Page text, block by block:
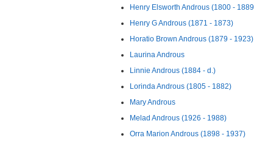
Henry Elsworth Androus (1800 -
Henry G Androus (1871 - 1873)
Horatio Brown Androus (1879 - 1923)
Laurina Androus
Linnie Androus (1884 - d.)
Lorinda Androus (1805 - 1882)
Mary Androus
Melad Androus (1926 - 1988)
Orra Marion Androus (1898 - 1937)